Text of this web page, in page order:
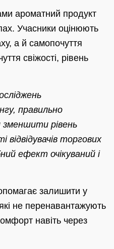
ароматний продукт
Учасники оцінюють
а й самопочуття
свіжості, рівень
правильно
зменшити рівень
торгових
ефект очікуваний і
залишити у
не перенавантажують
навіть через